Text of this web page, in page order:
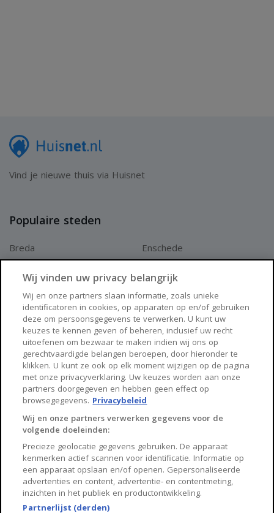
Vind je nieuwe thuis via Huisnet
Populaire steden
Breda
Arnhem
Enschede
Zwolle
Huisnet
Over Huisnet
Algemene voorwaarden
Privacybeleid
Contact
Sitemap
Copyright 2026, Huisnet is onderdeel van Property Portals
Wij vinden uw privacy belangrijk
Wij en onze partners slaan informatie, zoals unieke
identificatoren in cookies, op apparaten op en/of gebruiken
deze om persoonsgegevens te verwerken. U kunt uw
keuzes te kennen geven of beheren, inclusief uw recht
uitoefenen om bezwaar te maken indien wij ons op
gerechtvaardigde belangen beroepen, door hieronder te
klikken. U kunt ze ook op elk moment wijzigen op de pagina
met onze privacyverklaring. Uw keuzes worden aan onze
partners doorgegeven en hebben geen effect op
browsegegevens. Privacybeleid
Wij en onze partners verwerken gegevens voor de
volgende doeleinden:
Precieze geolocatie gegevens gebruiken. De apparaat
kenmerken actief scannen voor identificatie. Informatie op
een apparaat opslaan en/of openen. Gepersonaliseerde
advertenties en content, advertentie- en contentmeting,
inzichten in het publiek en productontwikkeling.
Partnerlijst (derden)